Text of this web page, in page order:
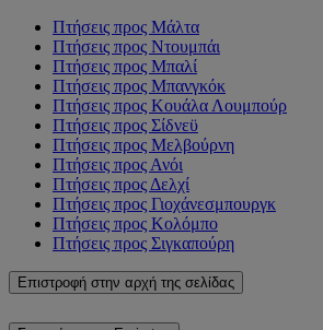
Πτήσεις προς Μάλτα
Πτήσεις προς Ντουμπάι
Πτήσεις προς Μπαλί
Πτήσεις προς Μπανγκόκ
Πτήσεις προς Κουάλα Λουμπούρ
Πτήσεις προς Σίδνεϋ
Πτήσεις προς Μελβούρνη
Πτήσεις προς Ανόι
Πτήσεις προς Δελχί
Πτήσεις προς Γιοχάνεσμπουργκ
Πτήσεις προς Κολόμπο
Πτήσεις προς Σιγκαπούρη
Επιστροφή στην αρχή της σελίδας